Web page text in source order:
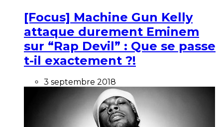
[Focus] Machine Gun Kelly
attaque durement Eminem
sur “Rap Devil” : Que se passe
t-il exactement ?!
3 septembre 2018